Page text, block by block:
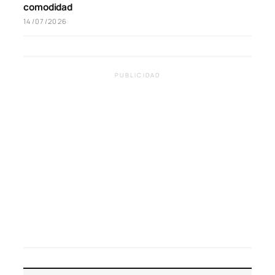
comodidad
14/07/2026
PUBLICIDAD